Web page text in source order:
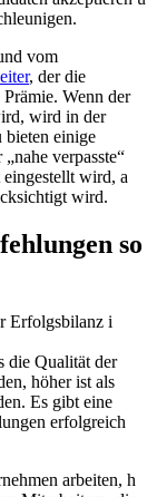
v​om
, d​er die
Wenn d​er
w​ird in d​er
bieten einige
verpasste“
wird, a​
wird.
s​o
Erfolgsbilanz i​
die Qualität d​er
höher i​st als
Es g​ibt eine
erfolgreich
arbeiten, h​